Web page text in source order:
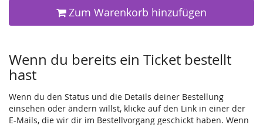
Zum Warenkorb hinzufügen
Wenn du bereits ein Ticket bestellt
hast
Wenn du den Status und die Details deiner Bestellung
einsehen oder ändern willst, klicke auf den Link in einer der
E-Mails, die wir dir im Bestellvorgang geschickt haben. Wenn